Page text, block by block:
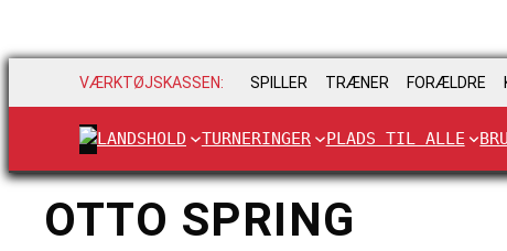
VÆRKTØJSKASSEN: SPILLER TRÆNER FORÆLDRE
LANDSHOLD TURNERINGER PLADS TIL ALLE
OTTO SPRING